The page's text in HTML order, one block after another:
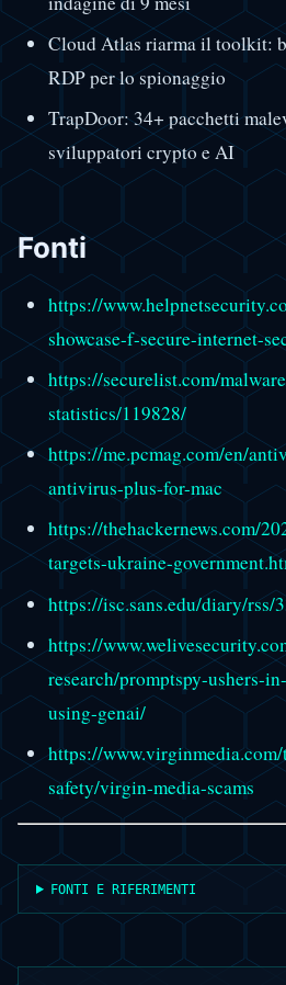
Cloud Atlas riarma il toolkit:
RDP per lo spionaggio
TrapDoor: 34+ pacchetti
sviluppatori crypto e AI
Fonti
https://
showcase-f-secure-internet-
https://securelist.com/
statistics/119828/
https://me.pcmag.com/en/
antivirus-plus-for-mac
https://thehackernews.com/
targets-ukraine-
https://isc.sans.edu/diary/rss/
https://
research/promptspy-ushers-
using-genai/
https://
safety/virgin-media-scams
FONTI E RIFERIMENTI